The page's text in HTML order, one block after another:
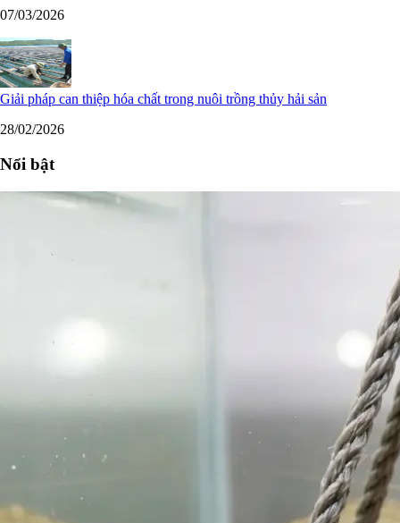
07/03/2026
Giải pháp can thiệp hóa chất trong nuôi trồng thủy hải sản
28/02/2026
Nổi bật